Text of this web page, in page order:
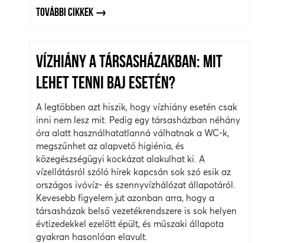
TOVÁBBI CIKKEK
VÍZHIÁNY A TÁRSASHÁZAKBAN: MIT
LEHET TENNI BAJ ESETÉN?
A legtöbben azt hiszik, hogy vízhiány esetén csak
inni nem lesz mit. Pedig egy társasházban néhány
óra alatt használhatatlanná válhatnak a WC-k,
megszűnhet az alapvető higiénia, és
közegészségügyi kockázat alakulhat ki. A
vízellátásról szóló hírek kapcsán sok szó esik az
országos ivóvíz- és szennyvízhálózat állapotáról.
Kevesebb figyelem jut azonban arra, hogy a
társasházak belső vezetékrendszere is sok helyen
évtizedekkel ezelőtt épült, és műszaki állapota
gyakran hasonlóan elavult.